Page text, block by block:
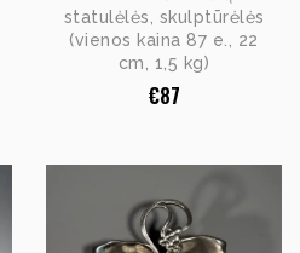
statulėlės, skulptūrėlės
(vienos kaina 87 e., 22
cm, 1,5 kg)
€87